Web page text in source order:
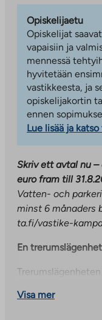
Opiskelijaetu
Opiskelijat
vapaisiin ja
mennessä
hyvitetään
vastikkeesta, ja
opiskelijakortin
ennen
Lue lisää ja
Skriv ett avtal nu
euro fram till
Vatten- och
minst 6 månaders
ta.fi/vastike-
En
absoluta styrkor är
Visa mer